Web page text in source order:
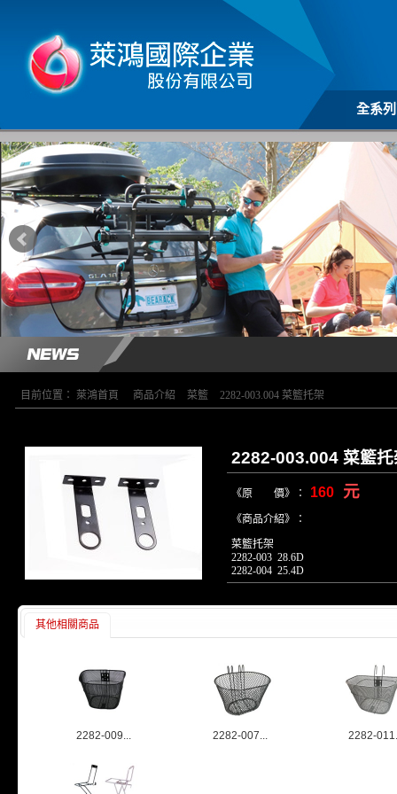
全系
目前位置： 萊鴻首頁 商品介紹 菜籃 2282-003.004 菜籃托架
2282-003.004 菜籃托
《原 價》： 160 元
《商品介紹》：
菜籃托架
2282-003 28.6D
2282-004 25.4D
其他相關商品
2282-009... 2282-007... 2282-